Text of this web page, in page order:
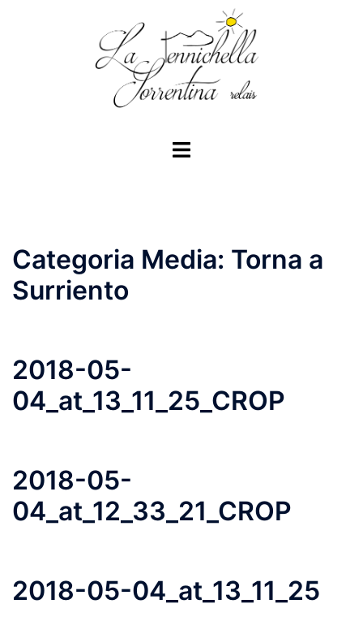
Mostra/Nascondi
Categoria Media: Torna a
Surriento
2018-05-
04_at_13_11_25_CROP
2018-05-
04_at_12_33_21_CROP
2018-05-04_at_13_11_25